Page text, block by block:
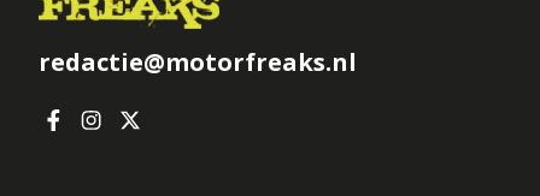
redactie@motorfreaks.nl